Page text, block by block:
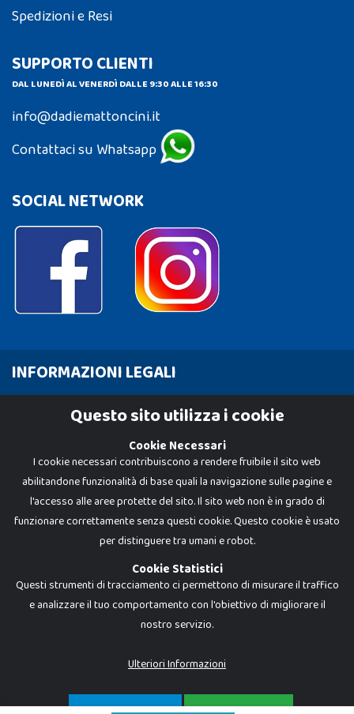
Spedizioni e Resi
SUPPORTO CLIENTI
DAL LUNEDÌ AL VENERDÌ DALLE 9:30 ALLE 16:30
info@dadiemattoncini.it
Contattaci su Whatsapp
SOCIAL NETWORK
INFORMAZIONI LEGALI
Cookie Policy
Dadi e Mattoncini è un brand di Giocabene Srl. Ogni riproduzione o utilizzo non
I prezzi e le promozioni pubblicate potrebbero differire da quanto esposto in
P.IVA 02608090425 - REA AN201199 - C.S. 10.000 i.v.
Questo sito utilizza i cookie
Cookie Necessari
I cookie necessari contribuiscono a rendere fruibile il sito web
abilitandone funzionalità di base quali la navigazione sulle pagine e
l'accesso alle aree protette del sito. Il sito web non è in grado di
funzionare correttamente senza questi cookie. Questo cookie è usato
per distinguere tra umani e robot.
Cookie Statistici
Questi strumenti di tracciamento ci permettono di misurare il traffico
e analizzare il tuo comportamento con l'obiettivo di migliorare il
nostro servizio.
Ulteriori Informazioni
SOLO NECESSARI ACCETTA TUTTO